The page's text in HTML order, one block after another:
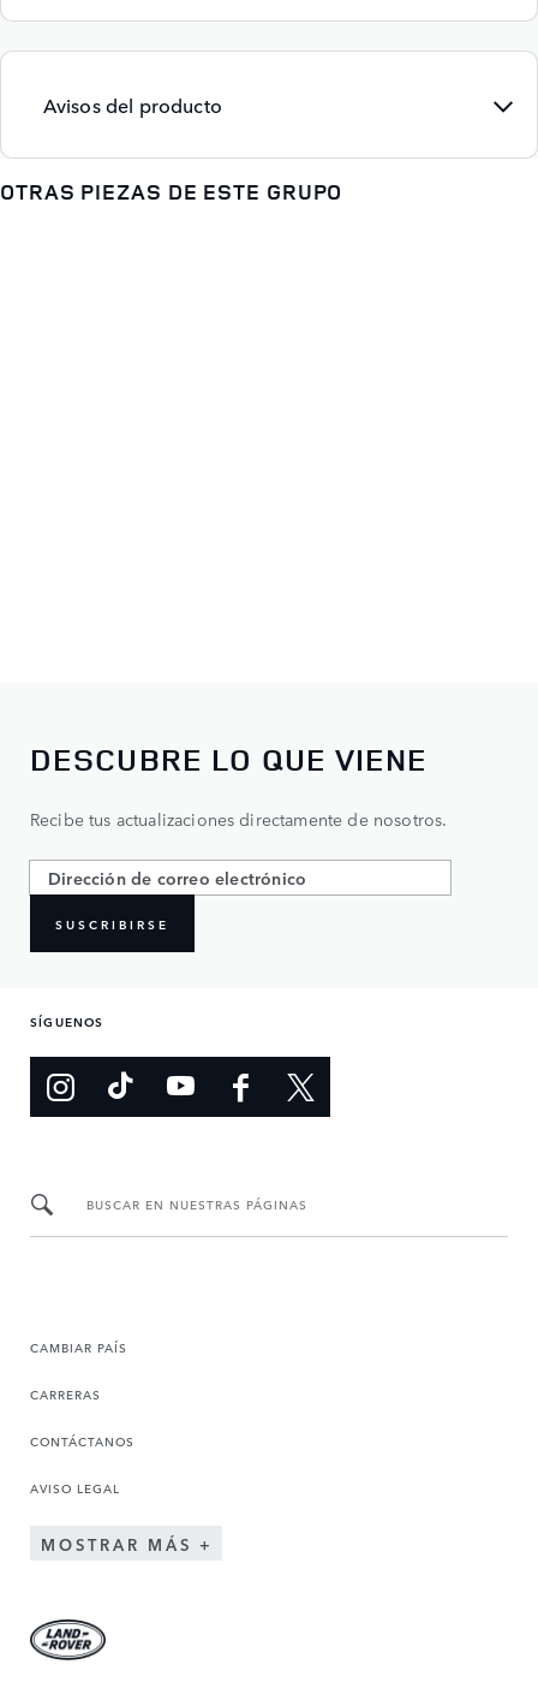
Avisos del producto
OTRAS PIEZAS DE ESTE GRUPO
DESCUBRE LO QUE VIENE
Recibe tus actualizaciones directamente de nosotros.
SUSCRIBIRSE
SÍGUENOS
BUSCAR EN NUESTRAS PÁGINAS
CAMBIAR PAÍS
CARRERAS
CONTÁCTANOS
AVISO LEGAL
MOSTRAR MÁS